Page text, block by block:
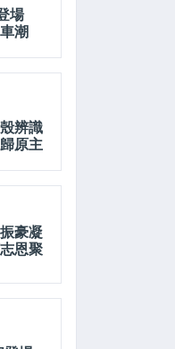
場
潮
辨識
原主
豪凝
恩聚